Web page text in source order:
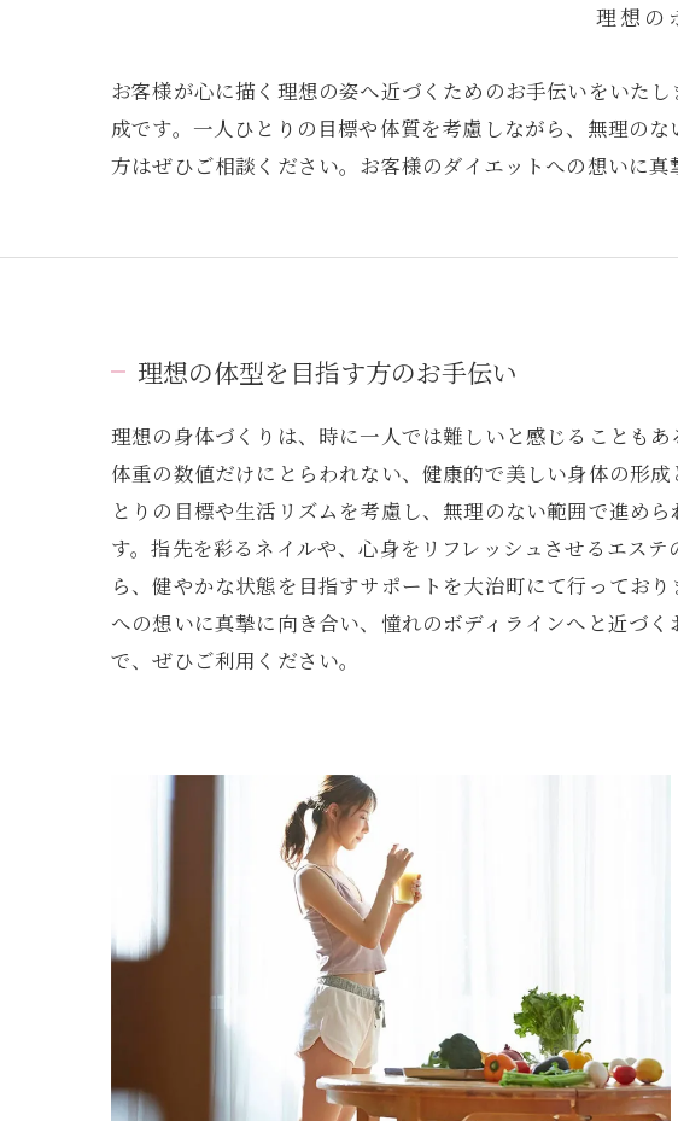
理想の
お客様が心に描く理想の姿へ近づくためのお手伝いをいた
成です。一人ひとりの目標や体質を考慮しながら、無理の
方はぜひご相談ください。お客様のダイエットへの想いに
理想の体型を目指す方のお手伝い
理想の身体づくりは、時に一人では難しいと感じることも
体重の数値だけにとらわれない、健康的で美しい身体の形
とりの目標や生活リズムを考慮し、無理のない範囲で進め
す。指先を彩るネイルや、心身をリフレッシュさせるエス
ら、健やかな状態を目指すサポートを大治町にて行ってお
への想いに真摯に向き合い、憧れのボディラインへと近づ
で、ぜひご利用ください。